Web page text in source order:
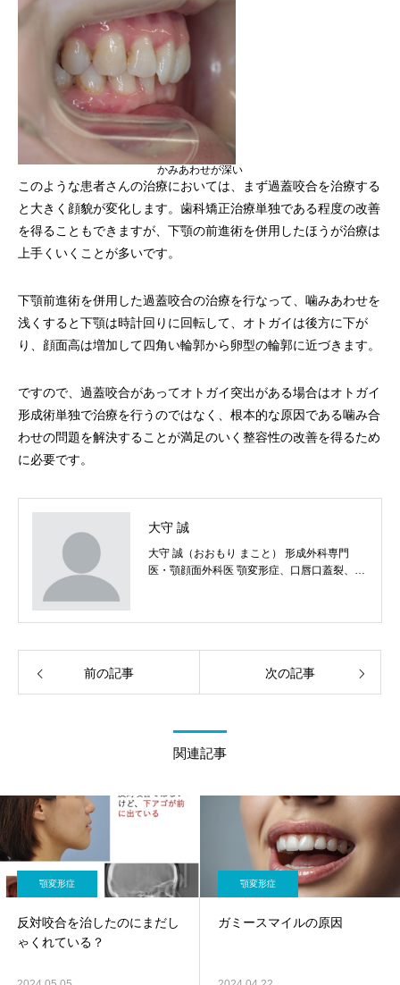
かみあわせが深い
このような患者さんの治療においては、まず過蓋咬合を治療する
と大きく顔貌が変化します。歯科矯正治療単独である程度の改善
を得ることもできますが、下顎の前進術を併用したほうが治療は
上手くいくことが多いです。
下顎前進術を併用した過蓋咬合の治療を行なって、噛みあわせを
浅くすると下顎は時計回りに回転して、オトガイは後方に下が
り、顔面高は増加して四角い輪郭から卵型の輪郭に近づきます。
ですので、過蓋咬合があってオトガイ突出がある場合はオトガイ
形成術単独で治療を行うのではなく、根本的な原因である噛み合
わせの問題を解決することが満足のいく整容性の改善を得るため
に必要です。
大守 誠
大守 誠（おおもり まこと） 形成外科専門
医・顎顔面外科医 顎変形症、口唇口蓋裂、顔
骨格に基づいた機能的かつ審美的な治療を得
次変形や、骨格性不正咬合に対する外科的矯
正治療においては、顔全体のバランスと長期
の症例紹介、治療の考え方、患者さんに知っ
前の記事 次の記事
関連記事
顎変形症
反対咬合を治したのにまだし
ゃくれている？
顎変形症
ガミースマイルの原因